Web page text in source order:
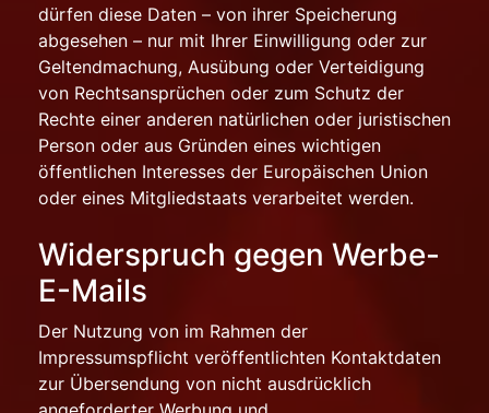
dürfen diese Daten – von ihrer Speicherung
abgesehen – nur mit Ihrer Einwilligung oder zur
Geltendmachung, Ausübung oder Verteidigung
von Rechtsansprüchen oder zum Schutz der
Rechte einer anderen natürlichen oder juristischen
Person oder aus Gründen eines wichtigen
öffentlichen Interesses der Europäischen Union
oder eines Mitgliedstaats verarbeitet werden.
Widerspruch gegen Werbe-
E-Mails
Der Nutzung von im Rahmen der
Impressumspflicht veröffentlichten Kontaktdaten
zur Übersendung von nicht ausdrücklich